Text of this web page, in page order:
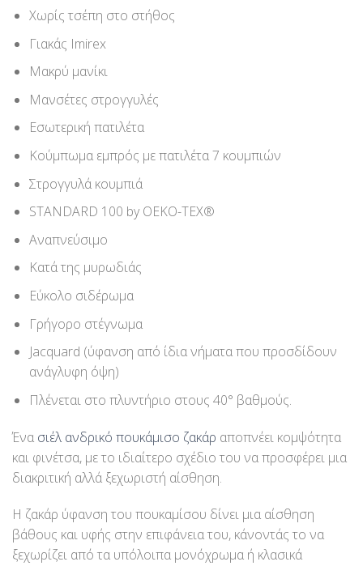
Χωρίς τσέπη στο στήθος
Γιακάς Imirex
Μακρύ μανίκι
Μανσέτες στρογγυλές
Εσωτερική πατιλέτα
Κούμπωμα εμπρός με πατιλέτα 7 κουμπιών
Στρογγυλά κουμπιά
STANDARD 100 by OEKO-TEX®
Αναπνεύσιμο
Κατά της μυρωδιάς
Εύκολο σιδέρωμα
Γρήγορο στέγνωμα
Jacquard (ύφανση από ίδια νήματα που προσδίδουν
ανάγλυφη όψη)
Πλένεται στο πλυντήριο στους 40° βαθμούς.
Ένα σιέλ ανδρικό πουκάμισο ζακάρ αποπνέει κομψότητα
και φινέτσα, με το ιδιαίτερο σχέδιο του να προσφέρει μια
διακριτική αλλά ξεχωριστή αίσθηση.
Η ζακάρ ύφανση του πουκαμίσου δίνει μια αίσθηση
βάθους και υφής στην επιφάνεια του, κάνοντάς το να
ξεχωρίζει από τα υπόλοιπα μονόχρωμα ή κλασικά